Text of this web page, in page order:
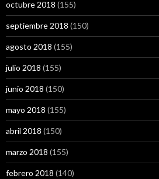
octubre 2018 (155)
septiembre 2018 (150)
agosto 2018 (155)
julio 2018 (155)
junio 2018 (150)
mayo 2018 (155)
abril 2018 (150)
marzo 2018 (155)
febrero 2018 (140)